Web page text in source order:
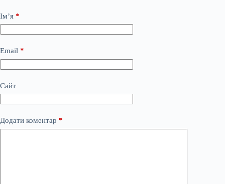
Ім’я *
Email *
Сайт
Додати коментар *